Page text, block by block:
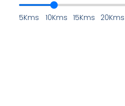
5Kms 10Kms 15Kms 20Kms